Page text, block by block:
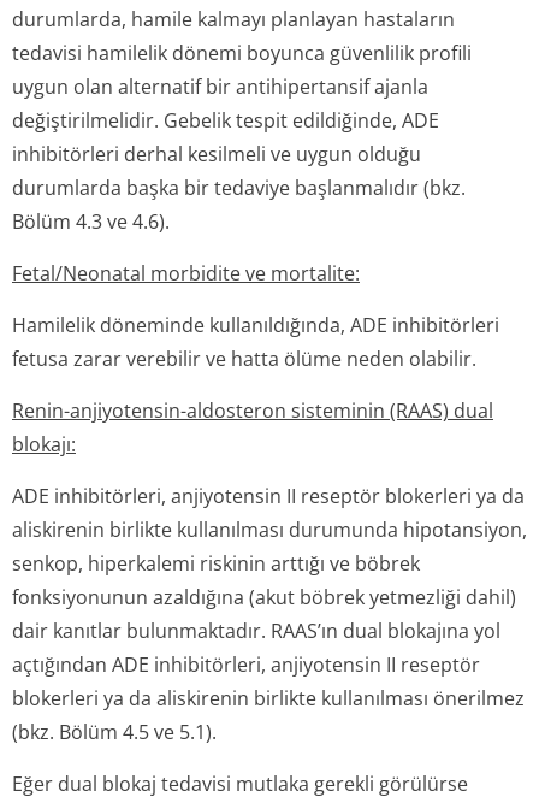
durumlarda, hamile kalmayı planlayan hastaların
tedavisi hamilelik dönemi boyunca güvenlilik profili
uygun olan alternatif bir antihipertansif ajanla
değiştirilmelidir. Gebelik tespit edildiğinde, ADE
inhibitörleri derhal kesilmeli ve uygun olduğu
durumlarda başka bir tedaviye başlanmalıdır (bkz.
Bölüm 4.3 ve 4.6).
Fetal/Neonatal morbidite ve mortalite:
Hamilelik döneminde kullanıldığında, ADE inhibitörleri
fetusa zarar verebilir ve hatta ölüme neden olabilir.
Renin-anjiyotensin-aldosteron sisteminin (RAAS) dual
blokajı:
ADE inhibitörleri, anjiyotensin II reseptör blokerleri ya da
aliskirenin birlikte kullanılması durumunda hipotansiyon,
senkop, hiperkalemi riskinin arttığı ve böbrek
fonksiyonunun azaldığına (akut böbrek yetmezliği dahil)
dair kanıtlar bulunmaktadır. RAAS’ın dual blokajına yol
açtığından ADE inhibitörleri, anjiyotensin II reseptör
blokerleri ya da aliskirenin birlikte kullanılması önerilmez
(bkz. Bölüm 4.5 ve 5.1).
Eğer dual blokaj tedavisi mutlaka gerekli görülürse